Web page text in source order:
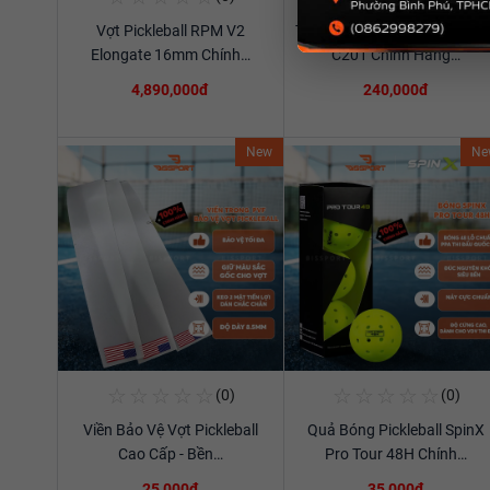
Vợt Pickleball RPM V2
Elongate 16mm Chính…
4,890,000đ
Túi Thể Thao Cầu Lông Ywyat
C201 Chính Hãng…
240,000đ
New
Xem chi tiết
(0)
Viền Bảo Vệ Vợt Pickleball
Cao Cấp - Bền…
Xem chi tiết
(0)
Quả Bóng Pickleball SpinX
Pro Tour 48H Chính…